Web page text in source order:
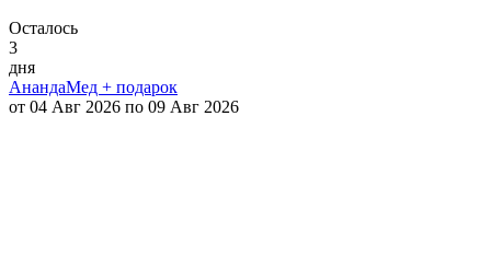
Осталось
3
дня
АнандаМед + подарок
от 04 Авг 2026 по 09 Авг 2026